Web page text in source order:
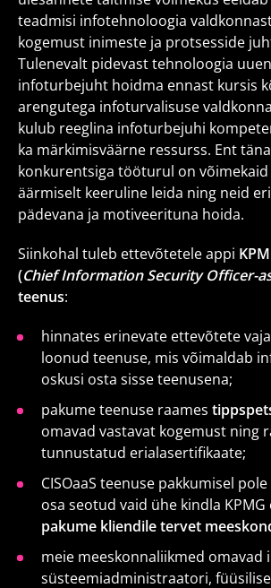
teadmisi infotehnoloogia
kogemust inimeste ja protsesside
Tulenevalt pidevast tehnoloogia
infoturbejuht hoidma ennast kursis
arengutega infoturvalisuse
kulub reeglina infoturbejuhi
ka märkimisväärne ressurss. Ent
konkurentsiga tööturul on
äärmiselt keeruline leida ning neid
pädevana ja motiveerituna hoida.
Siinkohal tuleb ettevõtetele appi
(Chief Information Security Officer-
teenus:
hinnates erinevate ettevõtete
loonud teenuse, mis võimaldab
oskusi osta sisse teenusena;
pakume teenuse raames
omavad vastavat kogemust ning
tunnustatud erialasertifikaate;
CISOaaS teenuse pakkumisel
osa seotud vaid ühe kindla
pakume kliendile tervet
meie meeskonnaliikmed omavad
süsteemiadministraatori,